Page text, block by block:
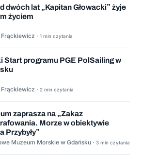
dwóch lat „Kapitan Głowacki” żyje
życiem
· 1 min czytania
Start programu PGE PolSailing w
· 2 min czytania
zaprasza na „Zakaz
Morze w obiektywie
Przybyły”
Muzeum Morskie w Gdańsku · 3 min czytania